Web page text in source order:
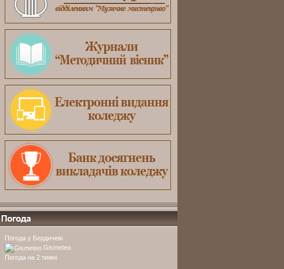
Погода
Погода у Бердичеві
Gismeteo
Погода на 2 тижні